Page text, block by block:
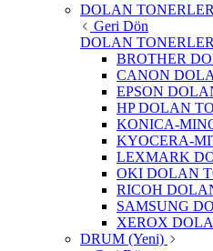
DOLAN
Geri Dön
DOLAN
BROTHER
CANON
EPSON
HP DOLAN
KONICA-
KYOCERA-
LEXMARK
OKI DOLAN
RICOH
SAMSUNG
XEROX
DRUM (Yeni)